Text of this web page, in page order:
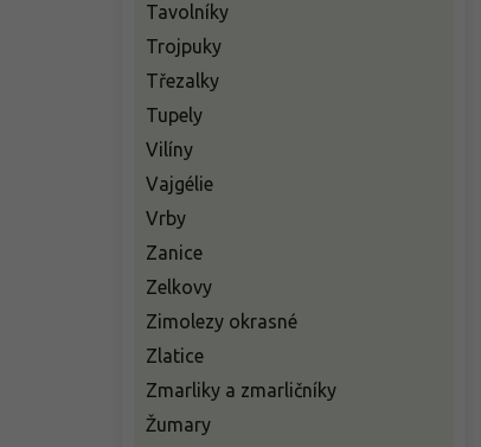
Tavolníky
Trojpuky
Třezalky
Tupely
Vilíny
Vajgélie
Vrby
Zanice
Zelkovy
Zimolezy okrasné
Zlatice
Zmarliky a zmarličníky
Žumary